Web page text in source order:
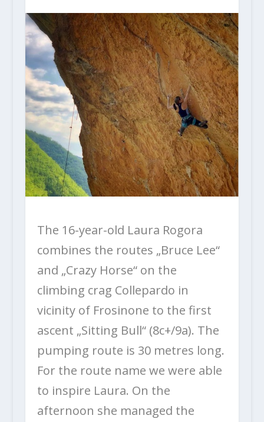
The 16-year-old Laura Rogora
combines the routes „Bruce Lee“
and „Crazy Horse“ on the
climbing crag Collepardo in
vicinity of Frosinone to the first
ascent „Sitting Bull“ (8c+/9a). The
pumping route is 30 metres long.
For the route name we were able
to inspire Laura. On the
afternoon she managed the